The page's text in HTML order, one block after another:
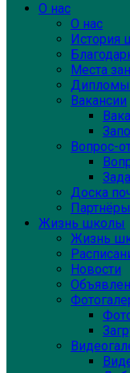
О нас
О нас
История
Места
Дипломы
Вакансии
Вопрос-
Доска
Партнёры
Жизнь школы
Жизнь
Новости